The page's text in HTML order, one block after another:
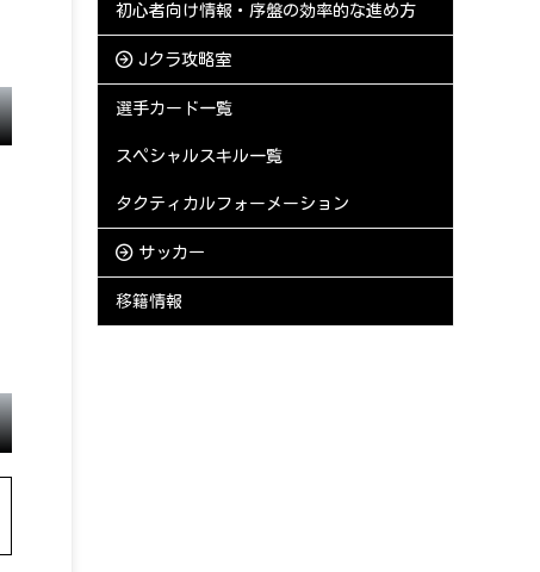
初心者向け情報・序盤の効率的な進め方
Jクラ攻略室
選手カード一覧
スペシャルスキル一覧
タクティカルフォーメーション
サッカー
移籍情報